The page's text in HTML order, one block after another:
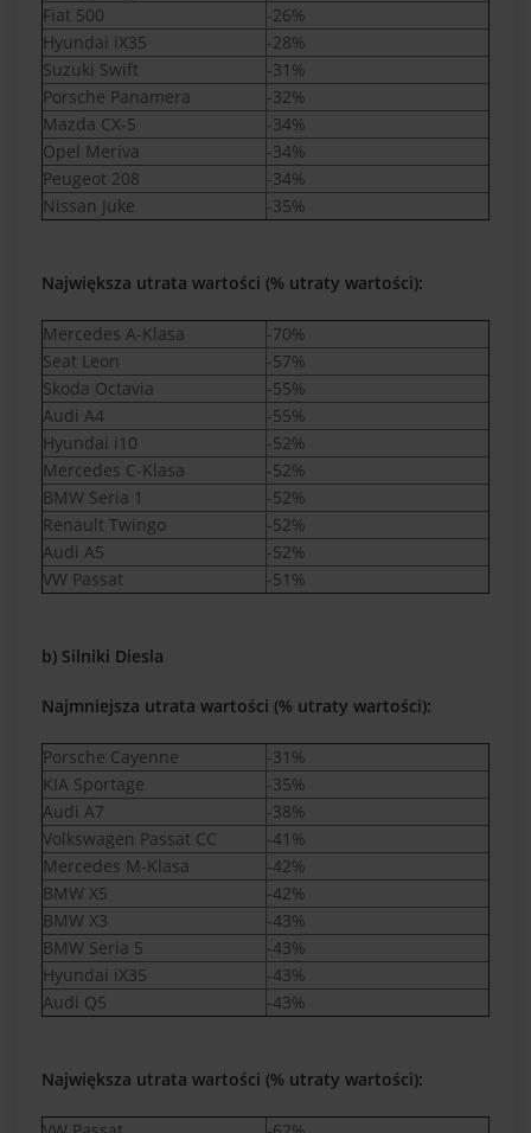
Fiat 500
-26%
Hyundai iX35
-28%
Suzuki Swift
-31%
Porsche Panamera
-32%
Mazda CX-5
-34%
Opel Meriva
-34%
Peugeot 208
-34%
Nissan Juke
-35%
Największa utrata wartości (% utraty wartości):
Mercedes A-Klasa
-70%
Seat Leon
-57%
Skoda Octavia
-55%
Audi A4
-55%
Hyundai i10
-52%
Mercedes C-Klasa
-52%
BMW Seria 1
-52%
Renault Twingo
-52%
Audi A5
-52%
VW Passat
-51%
b) Silniki Diesla
Najmniejsza utrata wartości (% utraty wartości):
Porsche Cayenne
-31%
KIA Sportage
-35%
Audi A7
-38%
Volkswagen Passat CC
-41%
Mercedes M-Klasa
-42%
BMW X5
-42%
BMW X3
-43%
BMW Seria 5
-43%
Hyundai iX35
-43%
Audi Q5
-43%
Największa utrata wartości (% utraty wartości):